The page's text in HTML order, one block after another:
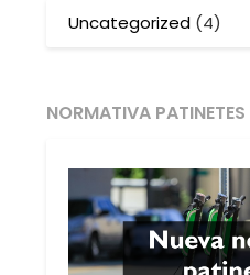
Uncategorized (4)
NORMATIVA